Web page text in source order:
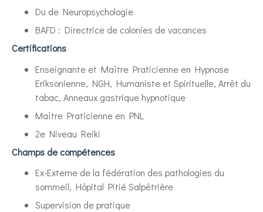
Du de Neuropsychologie
BAFD : Directrice de colonies de vacances
Certifications
Enseignante et Maître Praticienne en Hypnose
Eriksonienne, NGH, Humaniste et Spirituelle, Arrêt du
tabac, Anneaux gastrique hypnotique
Maître Praticienne en PNL
2e Niveau Reiki
Champs de compétences
Ex-Externe de la fédération des pathologies du
sommeil, Hôpital Pitié Salpêtrière
Supervision de pratique